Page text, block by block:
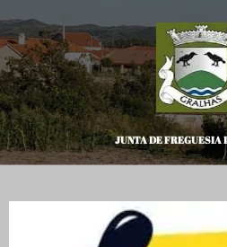
JUNTA DE FREGUESIA